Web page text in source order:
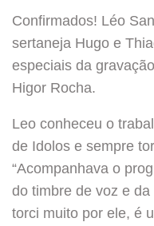
Confirmados! Léo
sertaneja Hugo e
especiais da
Higor Rocha.
Leo conheceu o
de Idolos e sempre
“Acompanhava o
do timbre de voz e
torci muito por ele, é